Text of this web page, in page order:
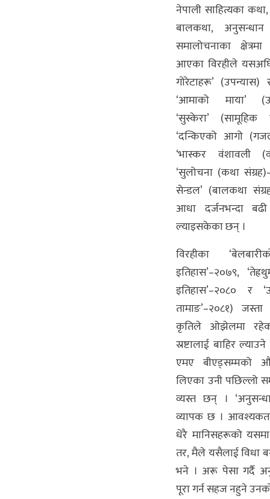
नेपाली साहित्यका
बालकथा, अनुसन्धान
समालोचनाका
आएका विरहीले
गोरेटाहरू’
‘आमाको माया’
‘सुस्केरा’
‘दन्किएको आगो
‘भास्कर वंशावली
‘सुलोचना (कथा
सेन्डल’ (बालकथा
आधा दर्जनभन्दा
ल्याइसकेका छन् ।
विरहीका
इतिहास’–२०७९,
इतिहास’–२०८० र
तामाङ’–२०८१)
कृतिले ओझेलमा
स्रष्टालाई बाहिर
एमए बीएड्सम्मको
लिएका उनी पछिल्लो
व्यस्त छन् ।
व्यापक छ ।
धेरै मानिसहरूको
तर, मैले यसैलाई विधा
भने । अरू पेसा गर्दै
पूरा गर्न सहज नहुने